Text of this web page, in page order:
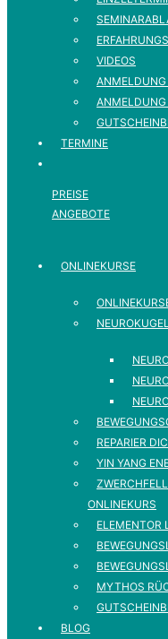
VIDEOS
ANMELDUNG
ANMELDUNG
TERMINE
PREISE
ANGEBOTE
ONLINEKURSE
REPARIER
YIN YANG
ONLINEKURS
ELEMENTOR
MYTHOS
BLOG